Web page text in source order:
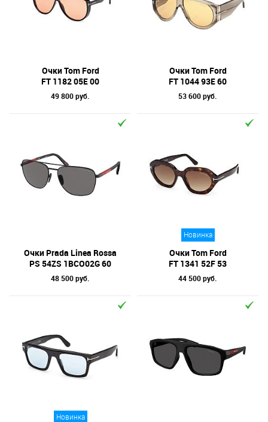
Технология оптики
Очки Tom Ford
FT 1182 05E 00
49 800 руб.
Очки Tom Ford
FT 1044 93E 60
53 600 руб.
Очки Prada Linea Rossa
PS 54ZS 1BCO02G 60
48 500 руб.
Новинка
Очки Tom Ford
FT 1341 52F 53
44 500 руб.
Новинка